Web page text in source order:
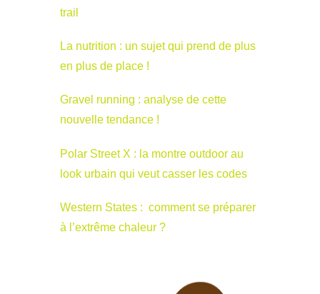
trail
La nutrition : un sujet qui prend de plus
en plus de place !
Gravel running : analyse de cette
nouvelle tendance !
Polar Street X : la montre outdoor au
look urbain qui veut casser les codes
Western States : comment se préparer
à l’extrême chaleur ?